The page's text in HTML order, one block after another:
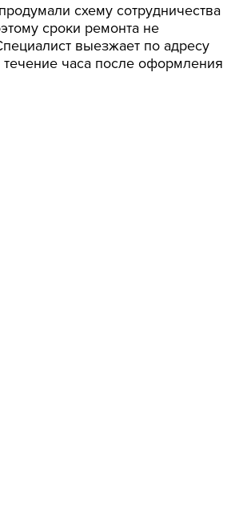
схему сотрудничества
сроки ремонта не
выезжает по адресу
течение часа после оформления